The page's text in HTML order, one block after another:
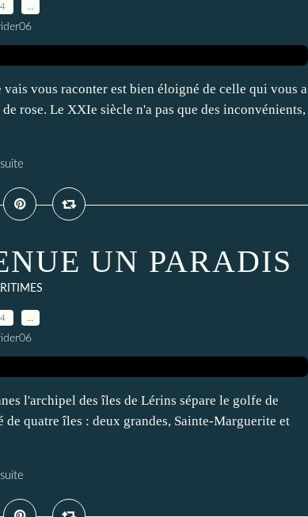
vous raconter est bien éloigné de celle qui vous a
rose. Le XXIe siècle n'a pas que des inconvénients,
UN PARADIS
l'archipel des îles de Lérins sépare le golfe de
quatre îles : deux grandes, Sainte-Marguerite et